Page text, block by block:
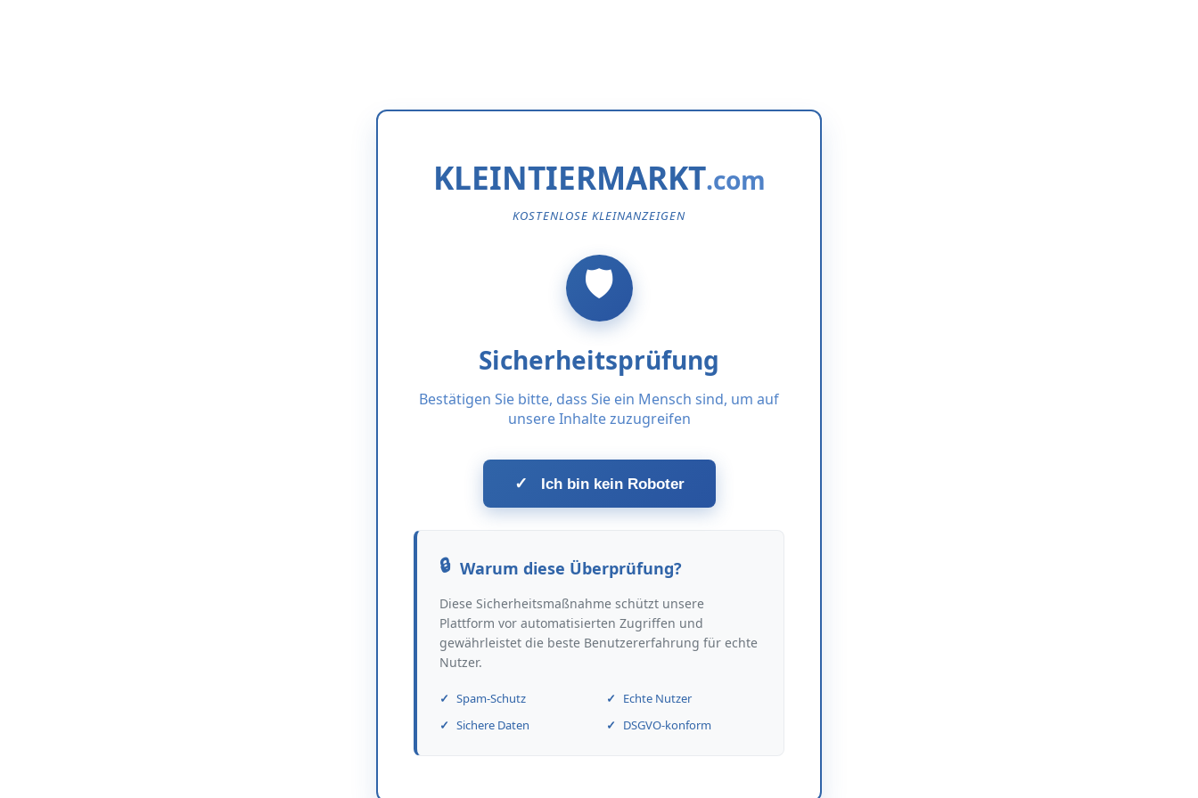
KLEINTIERMARKT
KOSTENLOSE KLEINANZEIGEN
Sicherheitsprüfung
Bestätigen Sie bitte, dass Sie ein Mensch sind, um auf
unsere Inhalte zuzugreifen
✓ Ich bin kein Roboter
Warum diese Überprüfung?
Diese Sicherheitsmaßnahme schützt unsere
Plattform vor automatisierten Zugriffen und
gewährleistet die beste Benutzererfahrung für echte
Nutzer.
Spam-Schutz
Echte Nutzer
Sichere Daten
DSGVO-konform